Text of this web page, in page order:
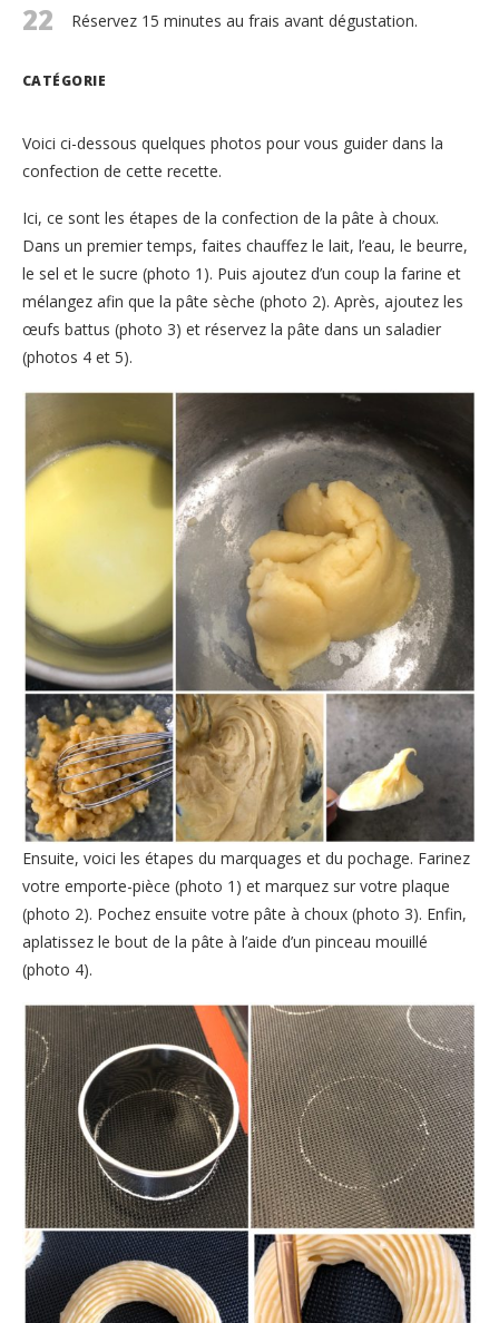
22 Réservez 15 minutes au frais avant dégustation.
CATÉGORIE
Voici ci-dessous quelques photos pour vous guider dans la
confection de cette recette.
Ici, ce sont les étapes de la confection de la pâte à choux.
Dans un premier temps, faites chauffez le lait, l’eau, le beurre,
le sel et le sucre (photo 1). Puis ajoutez d’un coup la farine et
mélangez afin que la pâte sèche (photo 2). Après, ajoutez les
œufs battus (photo 3) et réservez la pâte dans un saladier
(photos 4 et 5).
Ensuite, voici les étapes du marquages et du pochage. Farinez
votre emporte-pièce (photo 1) et marquez sur votre plaque
(photo 2). Pochez ensuite votre pâte à choux (photo 3). Enfin,
aplatissez le bout de la pâte à l’aide d’un pinceau mouillé
(photo 4).